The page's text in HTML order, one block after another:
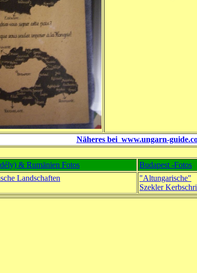
Näheres bei www.ungarn-
& Rumänien Fotos Budapest -Fotos
Landschaften
"Altungarische"
Szekler